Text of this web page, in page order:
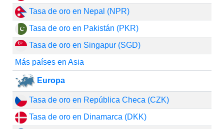
Tasa de oro en Nepal (NPR)
Tasa de oro en Pakistán (PKR)
Tasa de oro en Singapur (SGD)
Más países en Asia
Europa
Tasa de oro en República Checa (CZK)
Tasa de oro en Dinamarca (DKK)